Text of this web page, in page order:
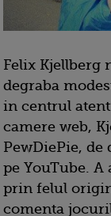
Felix Kjellberg
degraba
in centrul
camere web,
PewDiePie, de
pe YouTube.
prin felul
comenta